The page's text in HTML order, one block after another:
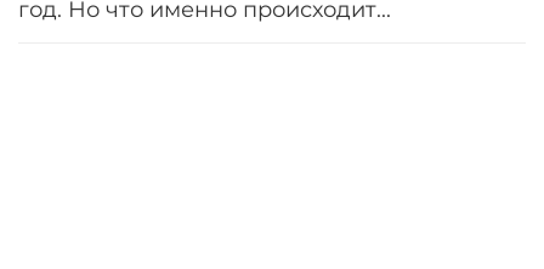
год. Но что именно происходит...